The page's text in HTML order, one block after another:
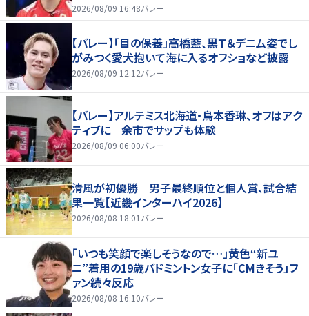
好いい」
2026/08/09 16:48バレー
【バレー】「目の保養」高橋藍、黒Ｔ＆デニム姿でし
がみつく愛犬抱いて海に入るオフショなど披露
2026/08/09 12:12バレー
【バレー】アルテミス北海道・鳥本香琳、オフはアク
ティブに 余市でサップも体験
2026/08/09 06:00バレー
清風が初優勝 男子最終順位と個人賞、試合結
果一覧【近畿インターハイ2026】
2026/08/08 18:01 バレー
「いつも笑顔で楽しそうなので…」黄色“新ユ
ニ”着用の19歳バドミントン女子に「CMきそう」フ
ァン続々反応
2026/08/08 16:10バレー